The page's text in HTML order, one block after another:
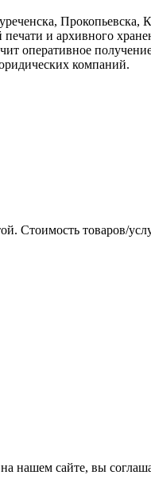
и архивного
оперативное
компаний.
Стоимость товаров/
нашем сайте, вы